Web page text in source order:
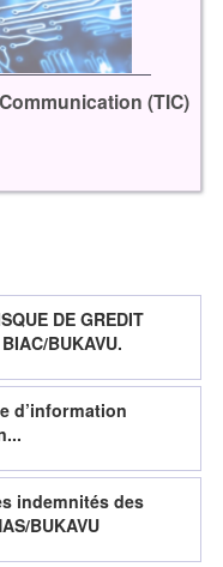
(TIC)
DE GREDIT
BUKAVU.
d’information
indemnités des
BUKAVU